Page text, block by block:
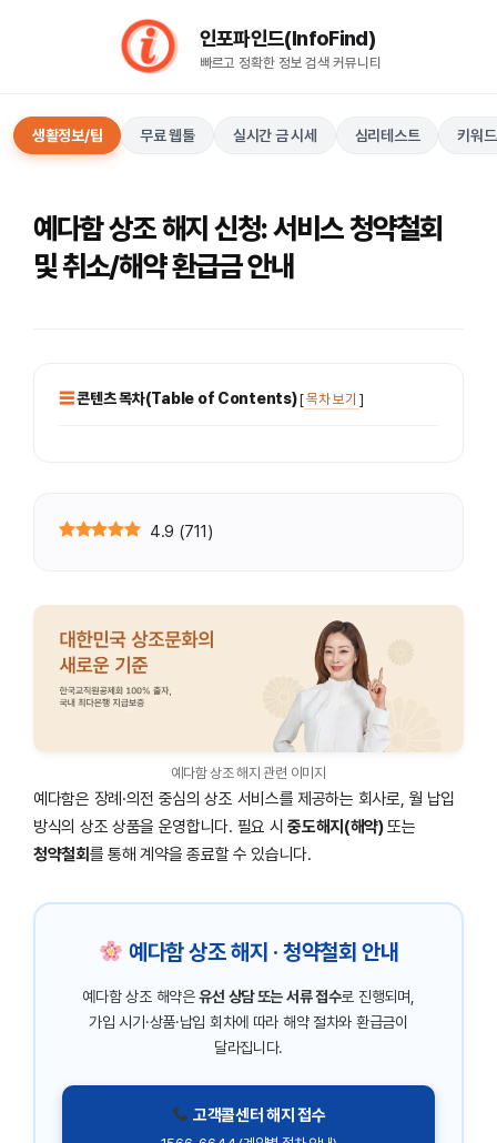
인포파인드(InfoFind)​​​​
빠르고 정확한 정보 검색 커뮤니티
생활정보/팁 무료 웹툴 실시간 금 시세 심리테스트 키워
예다함 상조 해지 신청: 서비스 청약철회
및 취소/해약 환급금 안내
콘텐츠 목차(Table of Contents)[목차 보기 ]
4.9 (711)
예다함 상조 해지 관련 이미지
예다함은 장례·의전 중심의 상조 서비스를 제공하는 회사로, 월 납입
방식의 상조 상품을 운영합니다. 필요 시중도해지(해약)또는
청약철회를 통해 계약을 종료할 수 있습니다.
예다함 상조 해지 · 청약철회 안내
예다함 상조 해약은유선 상담 또는 서류 접수로 진행되며,
가입 시기·상품·납입 회차에 따라 해약 절차와 환급금이
달라집니다.
고객콜센터 해지 접수